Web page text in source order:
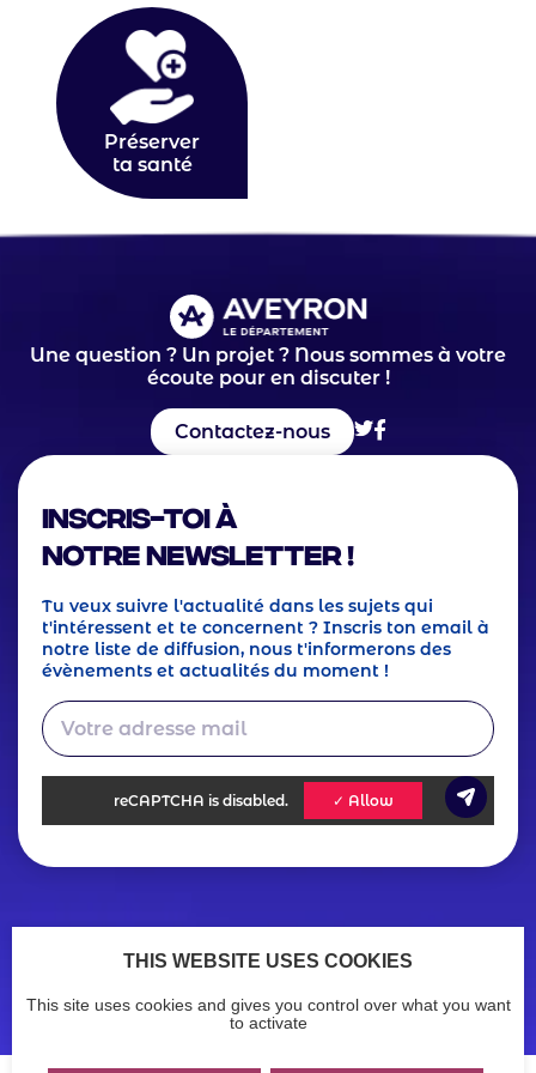
Texte
Préserver
ta santé
Icon
Une question ? Un projet ? Nous sommes à votre
écoute pour en discuter !
Contactez-nous
Inscris-toi à
notre Newsletter !
Tu veux suivre l'actualité dans les sujets qui
t'intéressent et te concernent ? Inscris ton email à
notre liste de diffusion, nous t'informerons des
évènements et actualités du moment !
reCAPTCHA is disabled. ✓ Allow
Footer
Menu
Legals
Accessibilité : non conforme
THIS WEBSITE USES COOKIES
This site uses cookies and gives you control over what you want
to activate